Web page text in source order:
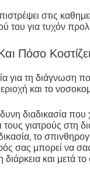
στις
του για τυχόν
Πόσο
για τη
και το
διαδικασία
τους γιατρούς
το
σας μπορεί να
διάρκεια και